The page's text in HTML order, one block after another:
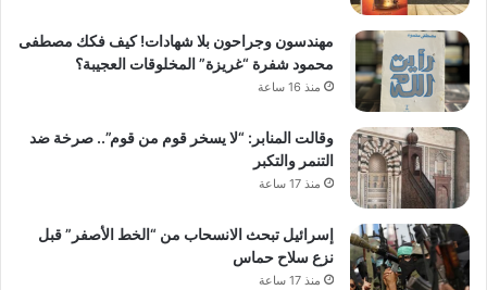
مهندسون وجراحون بلا شهادات! كيف فكك مصطفى
محمود شفرة “غريزة” المخلوقات العجيبة؟
منذ 16 ساعة
وقالت المنابر: “لا يسخر قوم من قوم”.. صرخة ضد
التنمر والتكبر
منذ 17 ساعة
إسرائيل تبحث الانسحاب من “الخط الأصفر” قبل
نزع سلاح حماس
منذ 17 ساعة